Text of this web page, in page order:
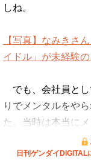
しね。
【写真】なみきさ
イドル」が未経験
でも、会社員とし
りでメンタルをや
た。当時は本当に
日刊ゲンダイDIGITAL